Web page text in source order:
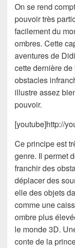
On se rend
pouvoir très
facilement du
ombres. Cette
aventures de
cette dernière
obstacles
illustre assez
pouvoir.
[youtube]http://
Ce principe est
genre. Il permet
franchir des
déplacer des
elle des objets
comme une
ombre plus
le monde 3D.
conte de la